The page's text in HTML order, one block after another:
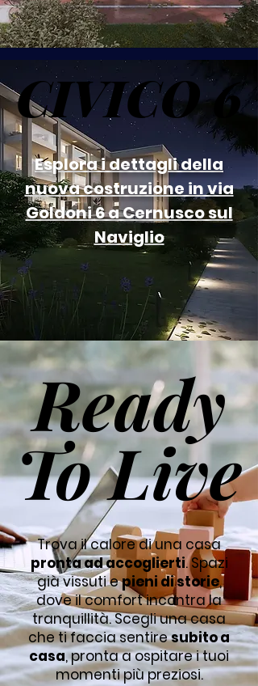
Esplora i dettagli della
nuova costruzione in via
Goldoni 6 a Cernusco sul
Naviglio
CIVICO 6
CIVICO 6
Ready
To Live
Ready
To Live
Trova il calore di una casa
pronta ad accoglierti. Spazi
già vissuti epieni di storie,
dove il comfort incontra la
tranquillità. Scegli una casa
che ti faccia sentiresubito a
casa, pronta a ospitare i tuoi
momenti più preziosi.